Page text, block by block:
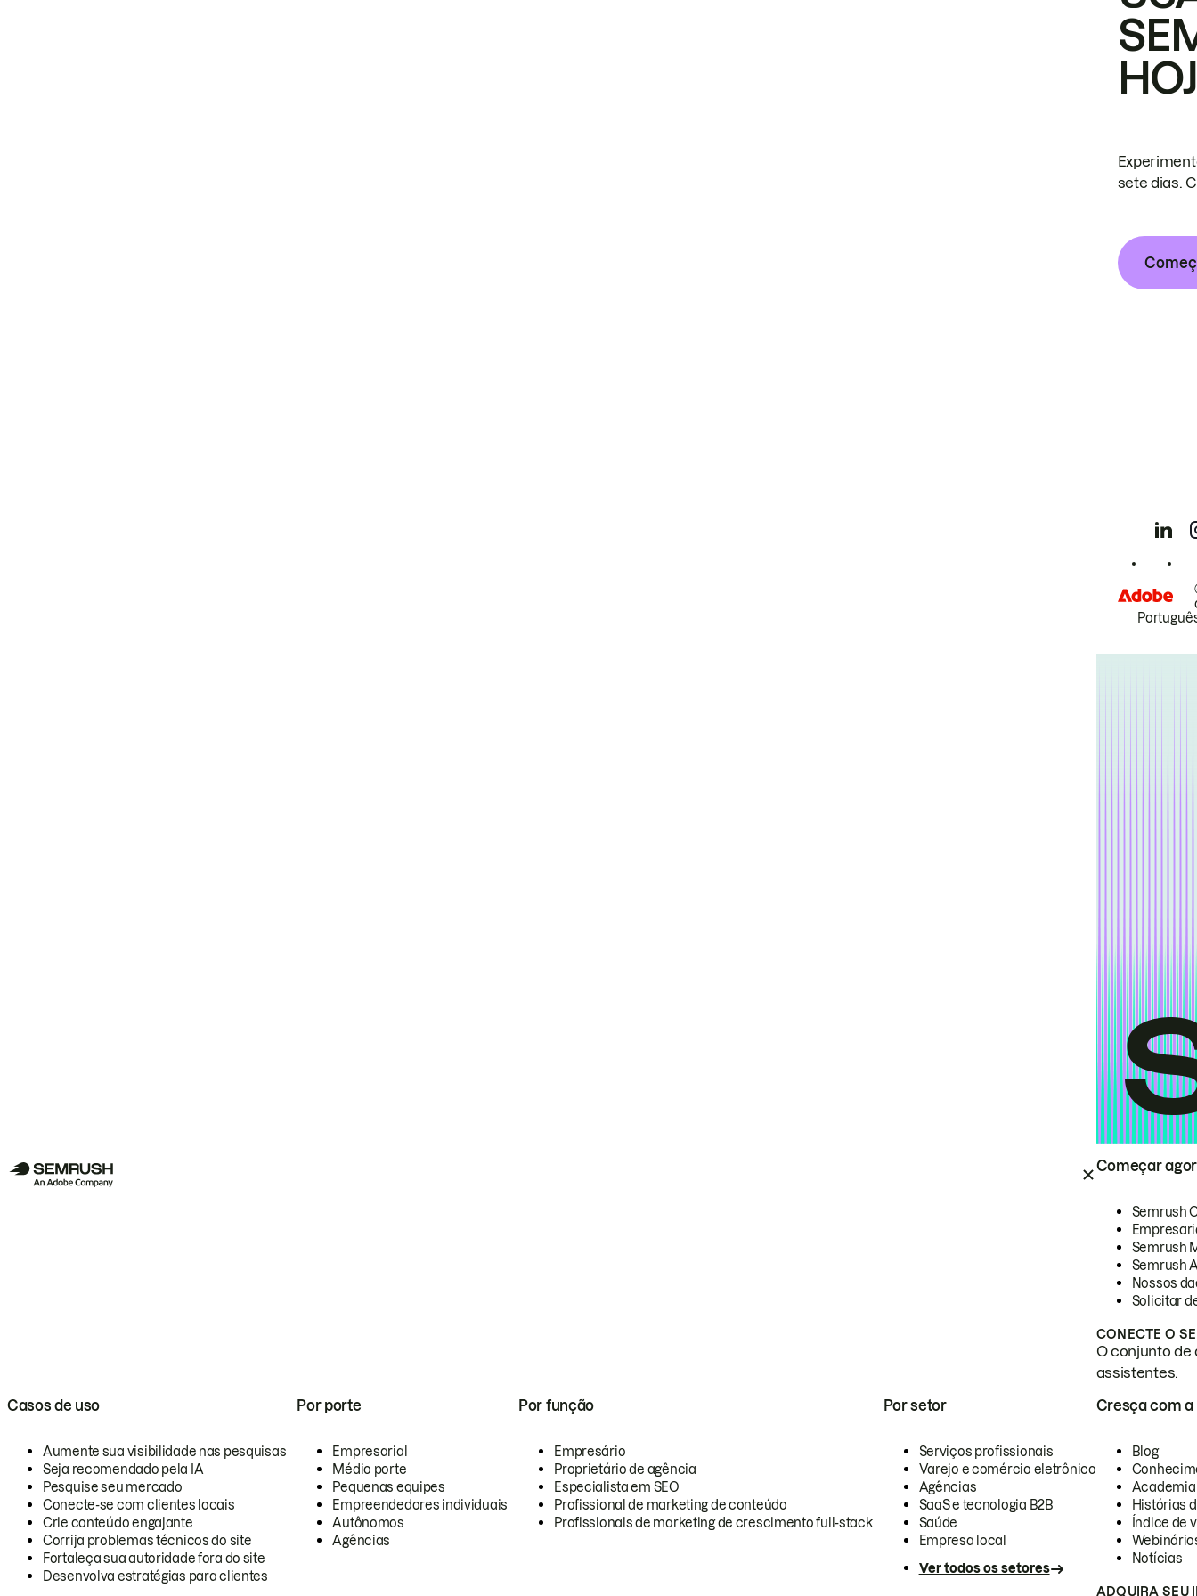
Começar
Semrush
Semrush
Semrush
Nossos
Solicitar
CONECTE O
O conjunto de
assistentes.
Casos de uso
Aumente sua visibilidade nas pesquisas
Seja recomendado pela IA
Pesquise seu mercado
Conecte-se com clientes locais
Crie conteúdo engajante
Corrija problemas técnicos do site
Fortaleça sua autoridade fora do site
Desenvolva estratégias para clientes
Por porte
Empresarial
Médio porte
Pequenas equipes
Empreendedores individuais
Autônomos
Agências
Por função
Empresário
Proprietário de agência
Especialista em SEO
Profissional de marketing de conteúdo
Profissionais de marketing de crescimento full-stack
Por setor
Serviços profissionais
Varejo e comércio eletrônico
Agências
SaaS e tecnologia B2B
Saúde
Empresa local
Ver todos os setores
Cresça com a
Blog
Academia
Histórias
Índice de
Notícias
ADQUIRA SEU
sete dias.